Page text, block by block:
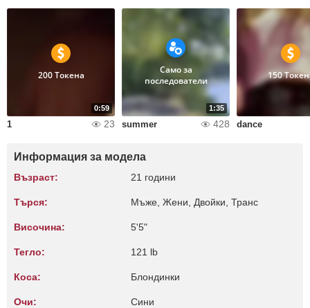
0:59
200 Токена
1 23
1:35
Само за
последователи
summer 428
150
dance
Информация за модела
Възраст: 21 години
Търся: Мъже, Жени, Двойки, Транс
Височина: 5'5"
Тегло: 121 lb
Коса: Блондинки
Очи: Сини